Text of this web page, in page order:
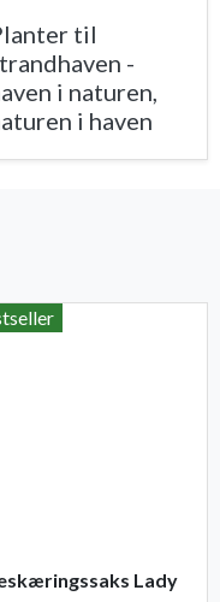
til
-
i naturen,
i haven
Lady